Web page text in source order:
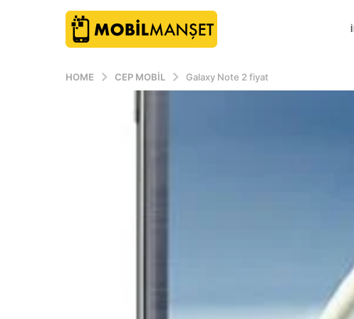
HOME CEP MOBIL Galaxy Note 2 fiyat